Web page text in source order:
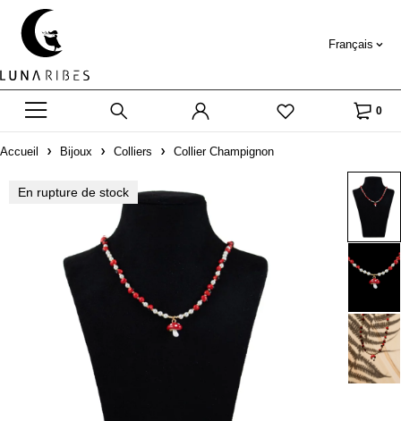
Français
0
Accueil Bijoux Colliers Collier Champignon
En rupture de stock